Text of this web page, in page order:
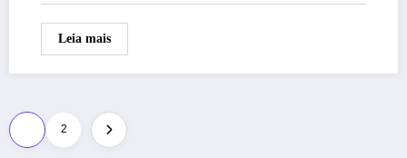
Leia mais
Paginação
2